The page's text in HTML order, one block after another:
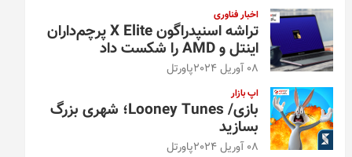
اخبار فناوری
تراشه اسنپدراگون X Elite پرچم‌داران
اینتل و AMD را شکست داد
08 آوریل 2024 پاورتل
اپ بازار
بازی/ Looney Tunes؛ شهری بزرگ
بسازید
08 آوریل 2024 پاورتل